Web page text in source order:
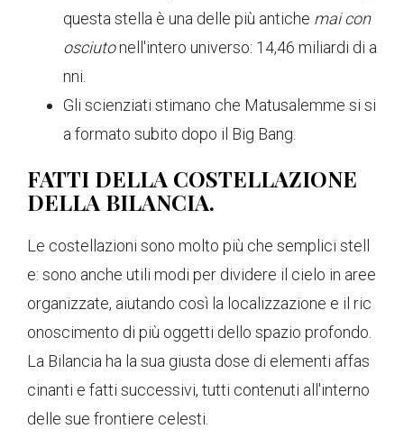
questa stella è una delle più antiche mai con
osciutonell'intero universo: 14,46 miliardi di a
nni.
Gli scienziati stimano che Matusalemme si si
a formato subito dopo il Big Bang.
FATTI DELLA COSTELLAZIONE
DELLA BILANCIA.
Le costellazioni sono molto più che semplici stell
e: sono anche utili modi per dividere il cielo in aree
organizzate, aiutando così la localizzazione e il ric
onoscimento di più oggetti dello spazio profondo.
La Bilancia ha la sua giusta dose di elementi affas
cinanti e fatti successivi, tutti contenuti all'interno
delle sue frontiere celesti.